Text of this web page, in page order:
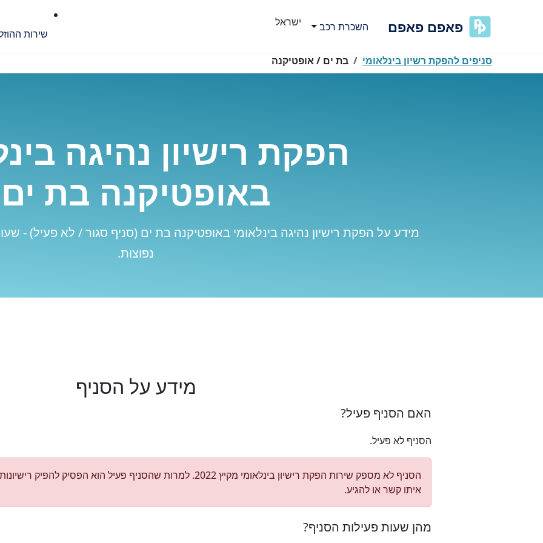
פאפם פאפם השכרת רכב
ישראל
שירות
סניפים להפקת רשיון בינלאומי
בת ים / אופטיקנה
הפקת רישיון נהיגה
באופטיקנה בת ים
מידע על הפקת רישיון נהיגה בינלאומי באופטיקנה בת ים (סניף סגור / לא פעיל) -
נפוצות.
מידע על הסניף
האם הסניף פעיל?
הסניף לא פעיל.
הסניף לא מספק שירות הפקת רישיון בינלאומי מקיץ 2022. למרות שהסניף פעיל
איתו קשר או להגיע.
מהן שעות פעילות הסניף?